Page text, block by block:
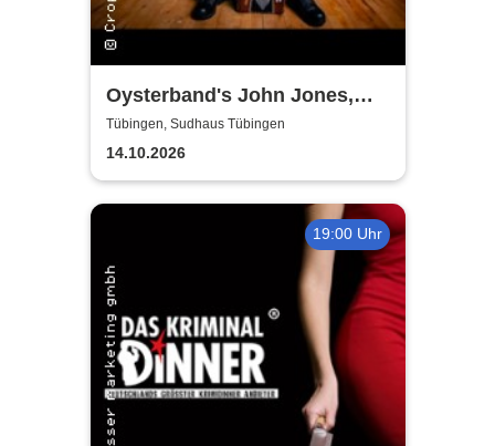
Oysterband's John Jones,
Ray Cooper & Al Scott - The
Song goes on Tour 2026
Tübingen, Sudhaus Tübingen
14.10.2026
19:00 Uhr